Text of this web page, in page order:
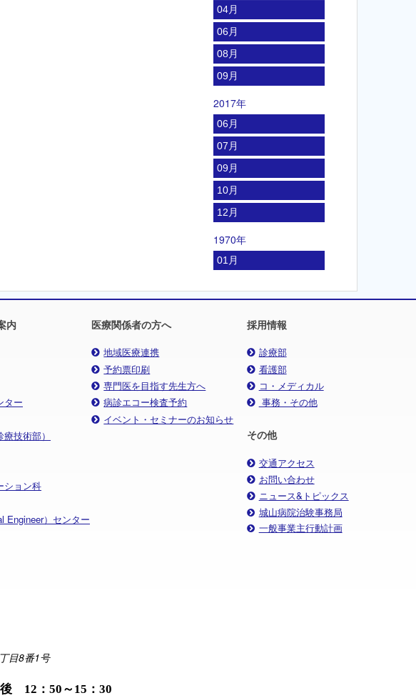
04月
06月
08月
09月
2017年
06月
07月
09月
10月
12月
1970年
01月
内
ター
技術部）
ション科
Engineer）センター
医療関係者の方へ
地域医療連携
予約票印刷
専門医を目指す先生方へ
病診エコー検査予約
イベント・セミナーのお知らせ
採用情報
診療部
看護部
コ・メディカル
事務・その他
その他
交通アクセス
お問い合わせ
ニュース&トピックス
城山病院治験事務局
一般事業主行動計画
目8番1号
12：50～15：30